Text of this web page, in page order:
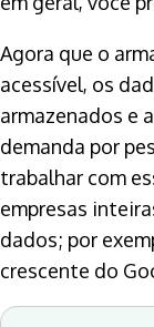
Agora que o
acessível, os
armazenados e
demanda por
trabalhar com
empresas
dados; por
crescente do